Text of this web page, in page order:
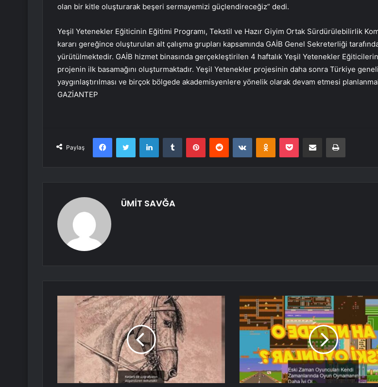
olan bir kitle oluşturarak beşeri sermayemizi güçlendireceğiz” dedi.
Yeşil Yetenekler Eğiticinin Eğitimi Programı, Tekstil ve Hazır Giyim Ortak Sürdürülebilirlik
kararı gereğince oluşturulan alt çalışma grupları kapsamında GAİB Genel Sekreterliği
yürütülmektedir. GAİB hizmet binasında gerçekleştirilen 4 haftalık Yeşil Yetenekler
projenin ilk basamağını oluşturmaktadır. Yeşil Yetenekler projesinin daha sonra Türkiye
yaygınlaştırılması ve birçok bölgede akademisyenlere yönelik olarak devam etmesi
GAZİANTEP
Paylaş
FacebookTwitter LinkedInTumblr PinterestReddit VKontakteOdnoklassniki
Pocket E-Posta ile paylaş Yazdır
ÜMİT SAVĞA